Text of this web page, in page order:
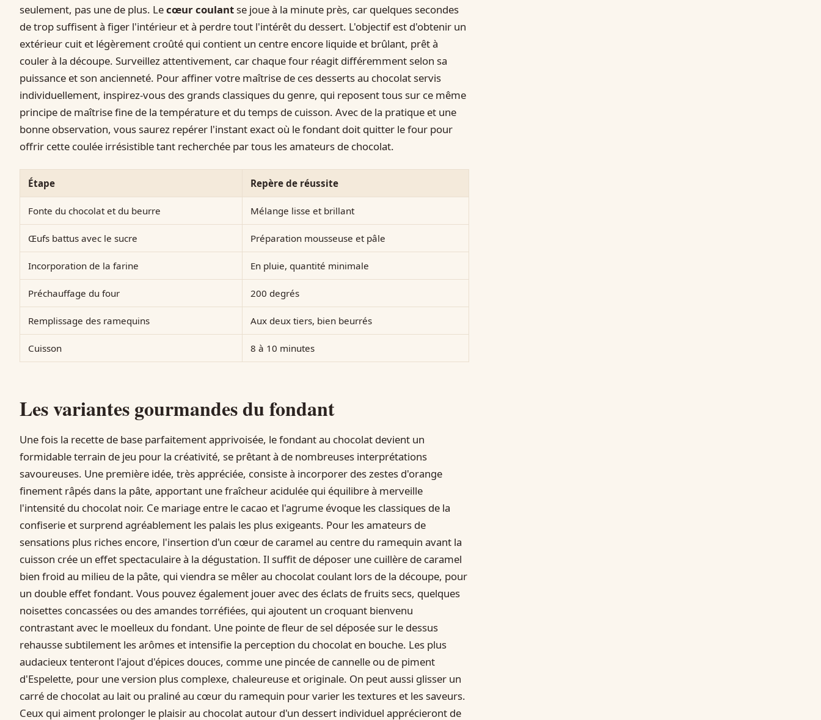
seulement, pas une de plus. Lecœur coulant se joue à la minute près, car quelques secondes
de trop suffisent à figer l'intérieur et à perdre tout l'intérêt du dessert. L'objectif est d'obtenir un
extérieur cuit et légèrement croûté qui contient un centre encore liquide et brûlant, prêt à
couler à la découpe. Surveillez attentivement, car chaque four réagit différemment selon sa
puissance et son ancienneté. Pour affiner votre maîtrise de ces desserts au chocolat servis
individuellement, inspirez-vous des grands classiques du genre, qui reposent tous sur ce même
principe de maîtrise fine de la température et du temps de cuisson. Avec de la pratique et une
bonne observation, vous saurez repérer l'instant exact où le fondant doit quitter le four pour
offrir cette coulée irrésistible tant recherchée par tous les amateurs de chocolat.
Étape Repère de réussite
Fonte du chocolat et du beurre Mélange lisse et brillant
Œufs battus avec le sucre Préparation mousseuse et pâle
Incorporation de la farine En pluie, quantité minimale
Préchauffage du four 200 degrés
Remplissage des ramequins Aux deux tiers, bien beurrés
Cuisson 8 à 10 minutes
Les variantes gourmandes du fondant
Une fois la recette de base parfaitement apprivoisée, le fondant au chocolat devient un
formidable terrain de jeu pour la créativité, se prêtant à de nombreuses interprétations
savoureuses. Une première idée, très appréciée, consiste à incorporer des zestes d'orange
finement râpés dans la pâte, apportant une fraîcheur acidulée qui équilibre à merveille
l'intensité du chocolat noir. Ce mariage entre le cacao et l'agrume évoque les classiques de la
confiserie et surprend agréablement les palais les plus exigeants. Pour les amateurs de
sensations plus riches encore, l'insertion d'un cœur de caramel au centre du ramequin avant la
cuisson crée un effet spectaculaire à la dégustation. Il suffit de déposer une cuillère de caramel
bien froid au milieu de la pâte, qui viendra se mêler au chocolat coulant lors de la découpe, pour
un double effet fondant. Vous pouvez également jouer avec des éclats de fruits secs, quelques
noisettes concassées ou des amandes torréfiées, qui ajoutent un croquant bienvenu
contrastant avec le moelleux du fondant. Une pointe de fleur de sel déposée sur le dessus
rehausse subtilement les arômes et intensifie la perception du chocolat en bouche. Les plus
audacieux tenteront l'ajout d'épices douces, comme une pincée de cannelle ou de piment
d'Espelette, pour une version plus complexe, chaleureuse et originale. On peut aussi glisser un
carré de chocolat au lait ou praliné au cœur du ramequin pour varier les textures et les saveurs.
Ceux qui aiment prolonger le plaisir au chocolat autour d'un dessert individuel apprécieront de